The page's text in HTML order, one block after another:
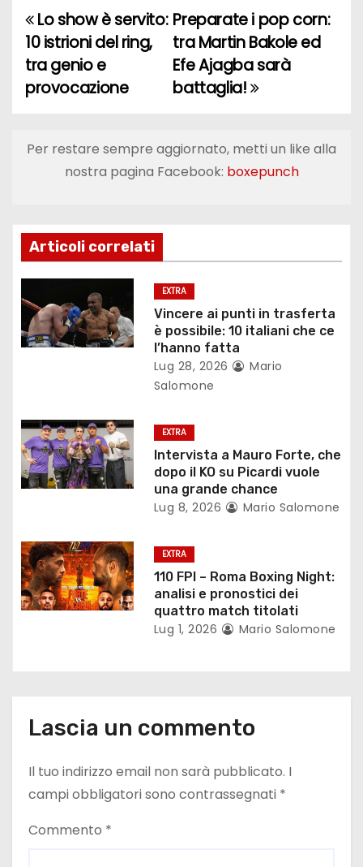
N
a
v
g
z
i
o
n
r
t
c
o
l
Preparate i pop corn:
tra Martin Bakole ed
Efe Ajagba sarà
battaglia!
Lo show è servito:
10 istrioni del ring,
tra genio e
provocazione
Per restare sempre aggiornato, metti un like alla
nostra pagina Facebook: boxepunch
Articoli correlati
EXTRA
Vincere ai punti in trasferta
è possibile: 10 italiani che ce
l’hanno fatta
Lug 28, 2026
Mario
Salomone
EXTRA
Intervista a Mauro Forte, che
dopo il KO su Picardi vuole
una grande chance
Lug 8, 2026 Mario Salomone
EXTRA
110 FPI – Roma Boxing Night:
analisi e pronostici dei
quattro match titolati
Lug 1, 2026 Mario Salomone
Lascia un commento
Il tuo indirizzo email non sarà pubblicato. I
campi obbligatori sono contrassegnati *
Commento *